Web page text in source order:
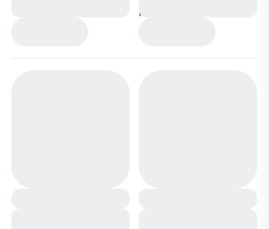
розовые
Кеды CV812-1 синие Кеды CV812-1 розовые